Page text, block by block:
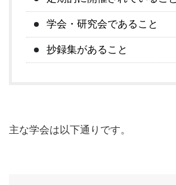
学会・研究会であること
抄録集があること
主な学会は以下通りです。